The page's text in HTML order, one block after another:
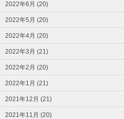
2022年6月 (20)
2022年5月 (20)
2022年4月 (20)
2022年3月 (21)
2022年2月 (20)
2022年1月 (21)
2021年12月 (21)
2021年11月 (20)